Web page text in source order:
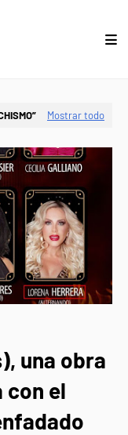
Mostrar todo
una obra
con el